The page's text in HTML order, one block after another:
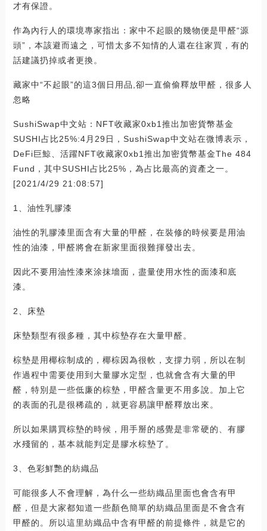
才有保證。
作為內行人的環境專家指出：家中不起眼的幾物便是甲醛“源
頭”，本該避而遠之，可惜太多不知情的人還在往家買，有的
話建議扔掉或者更換。
藏家中“不起眼”的這3個日用品,卻一直偷偷釋放甲醛，很多人
忽略
SushiSwap中文站：NFT收藏家0xb1推出加密貨幣基金
SUSHI占比25%:4月29日，SushiSwap中文站在微博表示，
DeFi巨鯨、活躍NFT收藏家0xb1推出加密貨幣基金The 484
Fund，其中SUSHI占比25%，為占比最高的資產之一。
[2021/4/29 21:08:57]
1、油性乳膠漆
油性的乳膠漆里面含有大量的甲醛，在裝修的時候要是用油
性的油漆，甲醛將會在新家里面很難揮發出去。
因此不要用油性漆來涂抹墻面，盡量使用水性的面漆和底
漆。
2、床墊
床墊類型有很多種，其中棕墊存在大量甲醛。
棕墊是用椰棕制成的，椰棕因為很軟，支撐力弱，所以在制
作過程中需要使用到大量膠水定型，也就會含有大量的甲
醛，特別是一些低廉的棕墊，甲醛含量更不用多說。加上它
的表面的孔是很稀疏的，就更容易讓甲醛釋放出來。
所以如果購買棕墊的時候，用手掰的感覺是非常硬的、有膠
水殘留的，基本就能判定是膠水棕墊了。
3、色彩鮮艷的紡織品
可能很多人不會理解，為什么一些紡織品里面也會含有甲
醛，但是大家都知道一些顏色簡單的紡織品里面是不會含有
甲醛的。所以這里紡織品中含有甲醛的前提條件，就是它的